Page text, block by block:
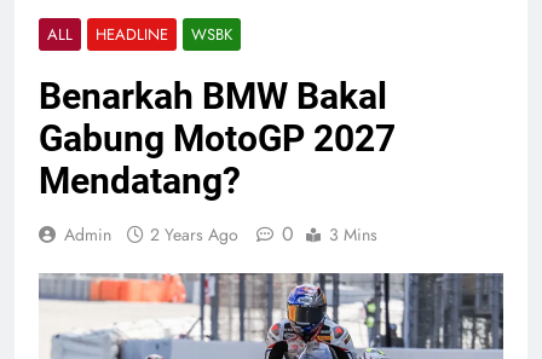
ALL HEADLINE WSBK
Benarkah BMW Bakal
Gabung MotoGP 2027
Mendatang?
Admin 2 Years Ago 0 3 Mins